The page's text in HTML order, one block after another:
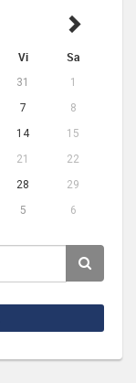
Vi Sa
31
1
7
8
14
15
21
22
28
29
5 6